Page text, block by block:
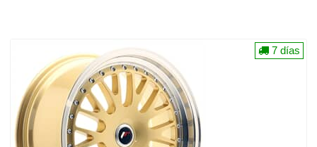
7 días